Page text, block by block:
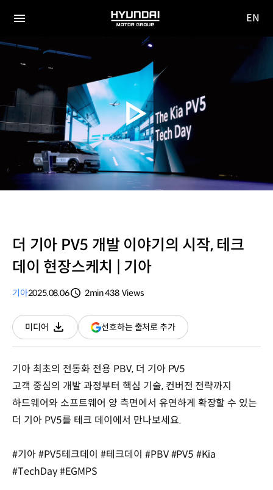
메뉴
HYUNDAI
이동
EN
더 기아 PV5 개발 이야기의 시작, 테크
데이 현장스케치 | 기아
기아2025.08.06
2min438 Views
미디어
다운로드
선호하는 출처로 추가(새
창
기아 최초의 전동화 전용 PBV, 더 기아 PV5
고객 중심의 개발 과정부터 핵심 기술, 컨버전 전략까지
하드웨어와 소프트웨어 양 측면에서 유연하게 확장할 수 있는
더 기아 PV5를 테크 데이에서 만나보세요.
#기아 #PV5테크데이 #테크데이 #PBV #PV5 #Kia
#TechDay #EGMPS